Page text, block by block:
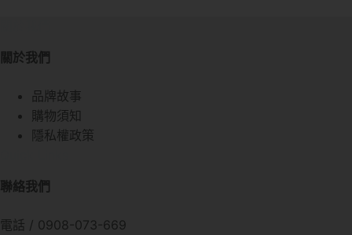
關於我們
品牌故事
購物須知
隱私權政策
聯絡我們
電話 / 0908-073-669